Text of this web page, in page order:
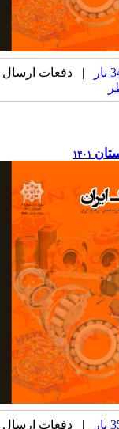
| دفعات ارسال
۱۴۰۱
| دفعات ارسال